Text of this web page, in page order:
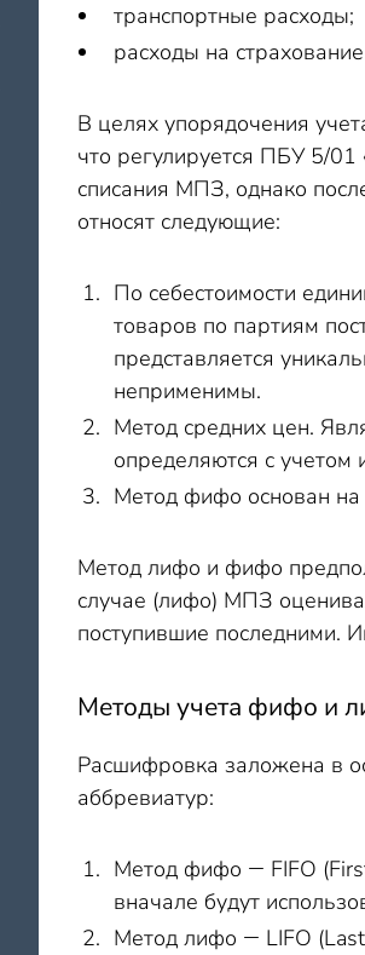
транспортные расходы;
расходы на
В целях упорядочения
что регулируется ПБУ 5/01
списания МПЗ, однако
относят следующие:
По себестоимости
товаров по партиям
представляется
неприменимы.
Метод средних цен.
определяются с
Метод фифо основан на
Метод лифо и фифо
случае (лифо) МПЗ
поступившие последними.
Методы учета фифо и
Расшифровка заложена в
аббревиатур:
Метод фифо ― FIFO
вначале будут
Метод лифо ― LIFO